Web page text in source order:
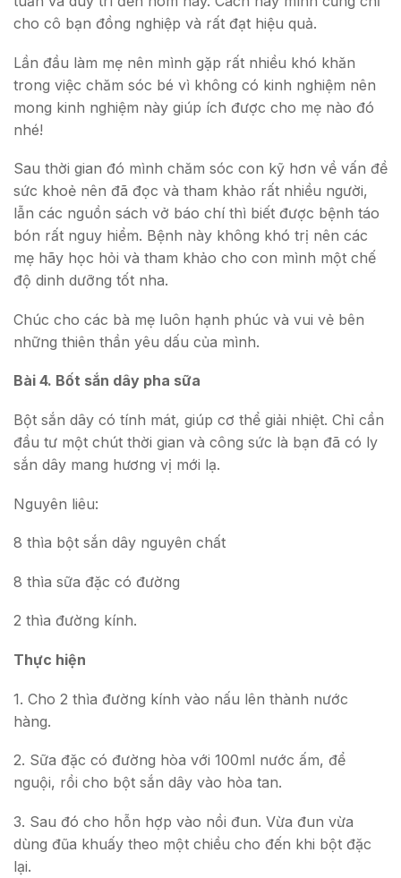
cho cô bạn đồng nghiệp và rất đạt hiệu quả.
Lần đầu làm mẹ nên mình gặp rất nhiều khó khăn
trong việc chăm sóc bé vì không có kinh nghiệm nên
mong kinh nghiệm này giúp ích được cho mẹ nào đó
nhé!
Sau thời gian đó mình chăm sóc con kỹ hơn về vấn đề
sức khoẻ nên đã đọc và tham khảo rất nhiều người,
lẫn các nguồn sách vở báo chí thì biết được bệnh táo
bón rất nguy hiểm. Bệnh này không khó trị nên các
mẹ hãy học hỏi và tham khảo cho con mình một chế
độ dinh dưỡng tốt nha.
Chúc cho các bà mẹ luôn hạnh phúc và vui vẻ bên
những thiên thần yêu dấu của mình.
Bài 4. Bốt sắn dây pha sữa
Bột sắn dây có tính mát, giúp cơ thể giải nhiệt. Chỉ cần
đầu tư một chút thời gian và công sức là bạn đã có ly
sắn dây mang hương vị mới lạ.
Nguyên liêu:
8 thìa bột sắn dây nguyên chất
8 thìa sữa đặc có đường
2 thìa đường kính.
Thực hiện
1. Cho 2 thìa đường kính vào nấu lên thành nước
hàng.
2. Sữa đặc có đường hòa với 100ml nước ấm, để
nguội, rồi cho bột sắn dây vào hòa tan.
3. Sau đó cho hỗn hợp vào nồi đun. Vừa đun vừa
dùng đũa khuấy theo một chiều cho đến khi bột đặc
lại.